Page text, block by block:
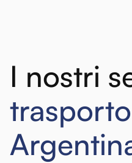
I nostri